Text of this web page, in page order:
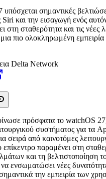
σημαντικές
και την εισαγωγή ενός
στη σταθερότητα και τις νέες
πιο ολοκληρωμένη εμπειρία
Delta Network
πρόσφατα το watchOS 27,
συστήματος για τα
σειρά από καινοτόμες
παραμένει στη
και τη βελτιστοποίηση
ενσωματώσει νέες
την εμπειρία των